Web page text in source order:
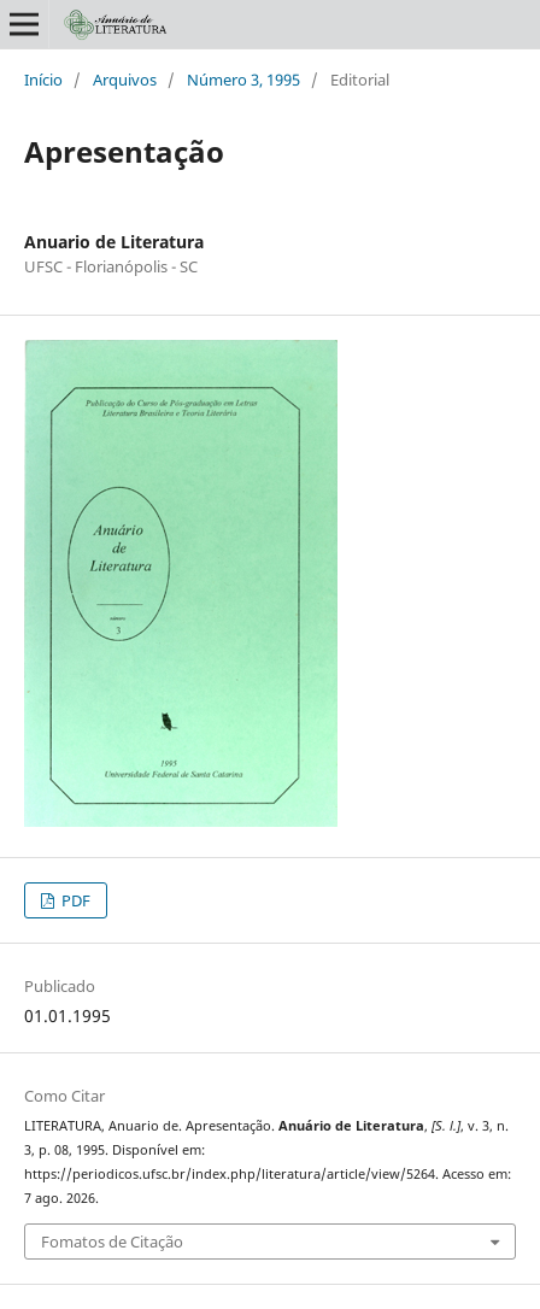
Início / Arquivos / Número 3, 1995 / Editorial
Apresentação
Anuario de Literatura
UFSC - Florianópolis - SC
PDF
Publicado
01.01.1995
Como Citar
LITERATURA, Anuario de. Apresentação. Anuário de Literatura, [S. l.], v. 3, n.
3, p. 08, 1995. Disponível em:
https://periodicos.ufsc.br/index.php/literatura/article/view/5264. Acesso em:
7 ago. 2026.
Fomatos de Citação